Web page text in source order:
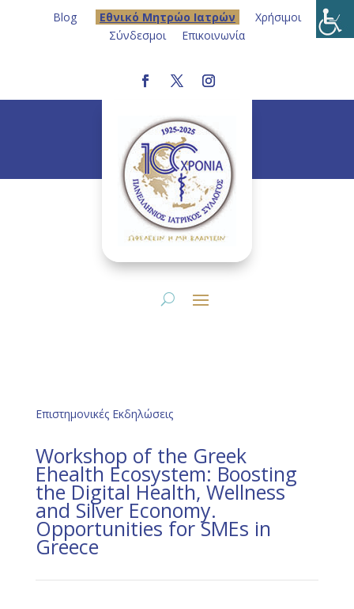
Blog Eθνικό Μητρώο Ιατρών
Χρήσιμοι
Σύνδεσμοι
Επικοινωνία
Επιστημονικές Εκδηλώσεις
Workshop of the Greek
Ehealth Ecosystem: Boosting
the Digital Health, Wellness
and Silver Economy.
Opportunities for SMEs in
Greece